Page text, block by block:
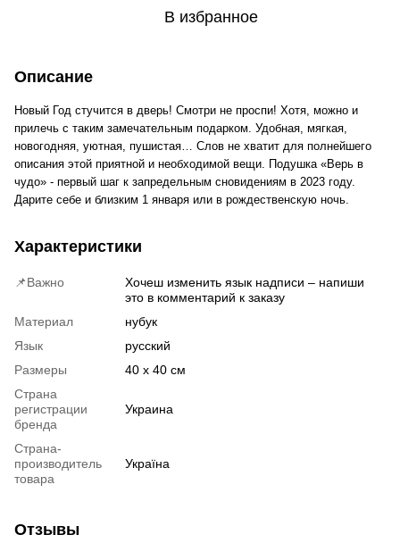
В избранное
Описание
Новый Год стучится в дверь! Смотри не проспи! Хотя, можно и
прилечь с таким замечательным подарком. Удобная, мягкая,
новогодняя, уютная, пушистая… Слов не хватит для полнейшего
описания этой приятной и необходимой вещи. Подушка «Верь в
чудо» - первый шаг к запредельным сновидениям в 2023 году.
Дарите себе и близким 1 января или в рождественскую ночь.
Характеристики
📌Важно
Хочеш изменить язык надписи – напиши
это в комментарий к заказу
Материал
нубук
Язык
русский
Размеры
40 х 40 см
Страна
регистрации
бренда
Украина
Страна-
производитель
товара
Україна
Отзывы